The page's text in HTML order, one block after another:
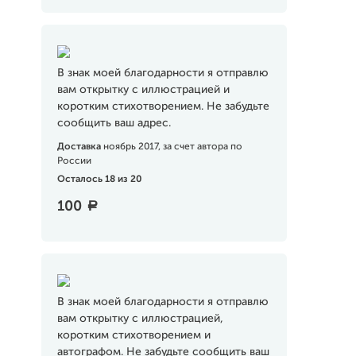
В знак моей благодарности я отправлю
вам открытку с иллюстрацией и
коротким стихотворением. Не забудьте
сообщить ваш адрес.
Доставка ноябрь 2017, за счет автора по
России
Осталось 18 из 20
100 a
В знак моей благодарности я отправлю
вам открытку с иллюстрацией,
коротким стихотворением и
автографом. Не забудьте сообщить ваш